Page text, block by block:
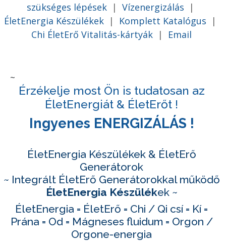
szükséges lépések| Vízenergizálás |
ÉletEnergia Készülékek | Komplett Katalógus |
Chi ÉletErő Vitalitás-kártyák | Email
~
Érzékelje most Ön is tudatosan az
ÉletEnergiát & ÉletErőt !
Ingyenes ENERGIZÁLÁS !
ÉletEnergia Készülékek & ÉletErő
Generátorok
~ Integrált ÉletErő Generátorokkal működő
ÉletEnergia Készülékek~
ÉletEnergia = ÉletErő = Chi / Qi csí = Kí =
Prána = Od = Mágneses fluidum = Orgon /
Orgone-energia